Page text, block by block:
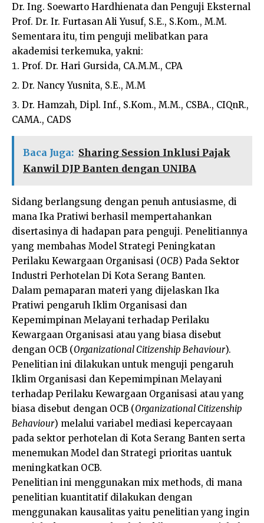
Dr. Ing. Soewarto Hardhienata dan Penguji Eksternal
Prof. Dr. Ir. Furtasan Ali Yusuf, S.E., S.Kom., M.M.
Sementara itu, tim penguji melibatkan para
akademisi terkemuka, yakni:
Prof. Dr. Hari Gursida, CA.M.M., CPA
Dr. Nancy Yusnita, S.E., M.M
Dr. Hamzah, Dipl. Inf., S.Kom., M.M., CSBA., CIQnR.,
CAMA., CADS
Baca Juga: Sharing Session Inklusi Pajak
Kanwil DJP Banten dengan UNIBA
Sidang berlangsung dengan penuh antusiasme, di
mana Ika Pratiwi berhasil mempertahankan
disertasinya di hadapan para penguji. Penelitiannya
yang membahas Model Strategi Peningkatan
Perilaku Kewargaan Organisasi (OCB) Pada Sektor
Industri Perhotelan Di Kota Serang Banten.
Dalam pemaparan materi yang dijelaskan Ika
Pratiwi pengaruh Iklim Organisasi dan
Kepemimpinan Melayani terhadap Perilaku
Kewargaan Organisasi atau yang biasa disebut
dengan OCB (Organizational Citizenship Behaviour).
Penelitian ini dilakukan untuk menguji pengaruh
Iklim Organisasi dan Kepemimpinan Melayani
terhadap Perilaku Kewargaan Organisasi atau yang
biasa disebut dengan OCB (Organizational Citizenship
Behaviour) melalui variabel mediasi kepercayaan
pada sektor perhotelan di Kota Serang Banten serta
menemukan Model dan Strategi prioritas uantuk
meningkatkan OCB.
Penelitian ini menggunakan mix methods, di mana
penelitian kuantitatif dilakukan dengan
menggunakan kausalitas yaitu penelitian yang ingin